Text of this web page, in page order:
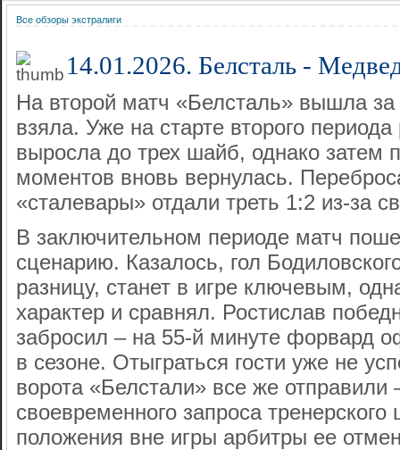
Все обзоры экстралиги
14.01.2026. Белсталь -
На второй матч «Белсталь» вышла
взяла. Уже на старте второго
выросла до трех шайб, однако затем
моментов вновь вернулась.
«сталевары» отдали треть 1:2 из-за
В заключительном периоде матч
сценарию. Казалось, гол
разницу, станет в игре ключевым,
характер и сравнял. Ростислав
забросил – на 55-й минуте форвард
в сезоне. Отыграться гости уже не
ворота «Белстали» все же отправили
своевременного запроса
положения вне игры арбитры ее